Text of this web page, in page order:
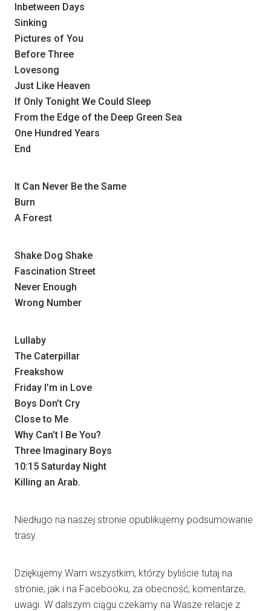
Inbetween Days
Sinking
Pictures of You
Before Three
Lovesong
Just Like Heaven
If Only Tonight We Could Sleep
From the Edge of the Deep Green Sea
One Hundred Years
End
It Can Never Be the Same
Burn
A Forest
Shake Dog Shake
Fascination Street
Never Enough
Wrong Number
Lullaby
The Caterpillar
Freakshow
Friday I’m in Love
Boys Don’t Cry
Close to Me
Why Can’t I Be You?
Three Imaginary Boys
10:15 Saturday Night
Killing an Arab.
Niedługo na naszej stronie opublikujemy podsumowanie
trasy.
Dziękujemy Wam wszystkim, którzy byliście tutaj na
stronie, jak i na Facebooku, za obecność, komentarze,
uwagi. W dalszym ciągu czekamy na Wasze relacje z